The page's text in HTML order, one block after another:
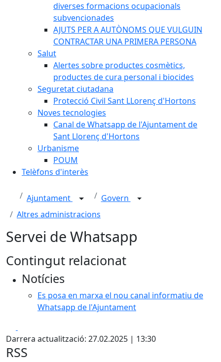
diverses formacions ocupacionals
subvencionades
AJUTS PER A AUTÒNOMS QUE VULGUIN
CONTRACTAR UNA PRIMERA PERSONA
Salut
Alertes sobre productes cosmètics,
productes de cura personal i biocides
Seguretat ciutadana
Protecció Civil Sant LLorenç d'Hortons
Noves tecnologies
Canal de Whatsapp de l'Ajuntament de
Sant Llorenç d'Hortons
Urbanisme
POUM
Telèfons d'interès
Ajuntament
Govern
Altres administracions
Servei de Whatsapp
Contingut relacionat
Notícies
Es posa en marxa el nou canal informatiu de
Whatsapp de l'Ajuntament
Darrera actualització: 27.02.2025 | 13:30
RSS